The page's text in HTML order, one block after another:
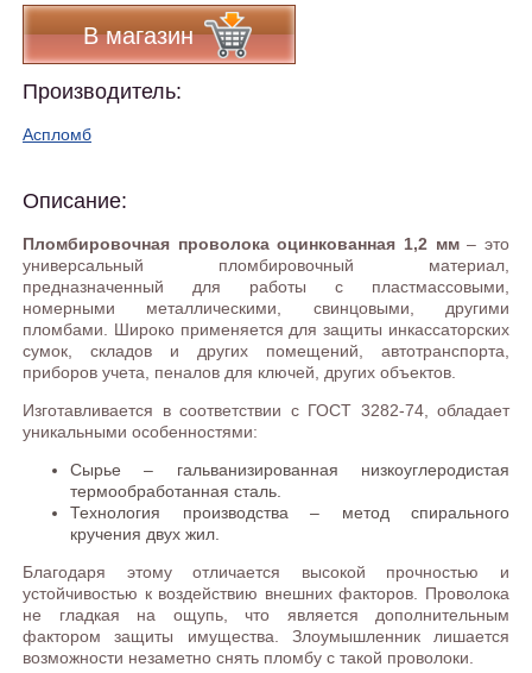
В магазин
Производитель:
Аспломб
Описание:
Пломбировочная проволока оцинкованная 1,2 мм– это
универсальный пломбировочный материал,
предназначенный для работы с пластмассовыми,
номерными металлическими, свинцовыми, другими
пломбами. Широко применяется для защиты инкассаторских
сумок, складов и других помещений, автотранспорта,
приборов учета, пеналов для ключей, других объектов.
Изготавливается в соответствии с ГОСТ 3282-74, обладает
уникальными особенностями:
Сырье – гальванизированная низкоуглеродистая
термообработанная сталь.
Технология производства – метод спирального
кручения двух жил.
Благодаря этому отличается высокой прочностью и
устойчивостью к воздействию внешних факторов. Проволока
не гладкая на ощупь, что является дополнительным
фактором защиты имущества. Злоумышленник лишается
возможности незаметно снять пломбу с такой проволоки.